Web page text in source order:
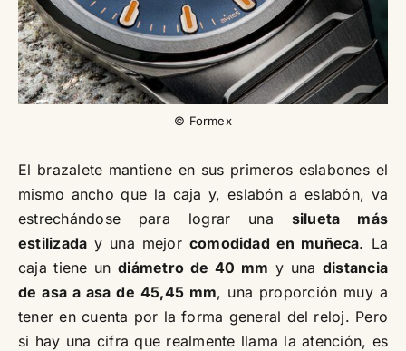
© Formex
El brazalete mantiene en sus primeros eslabones el
mismo ancho que la caja y, eslabón a eslabón, va
estrechándose para lograr una silueta más
estilizada y una mejor comodidad en muñeca. La
caja tiene undiámetro de 40 mm y una distancia
de asa a asa de 45,45 mm, una proporción muy a
tener en cuenta por la forma general del reloj. Pero
si hay una cifra que realmente llama la atención, es